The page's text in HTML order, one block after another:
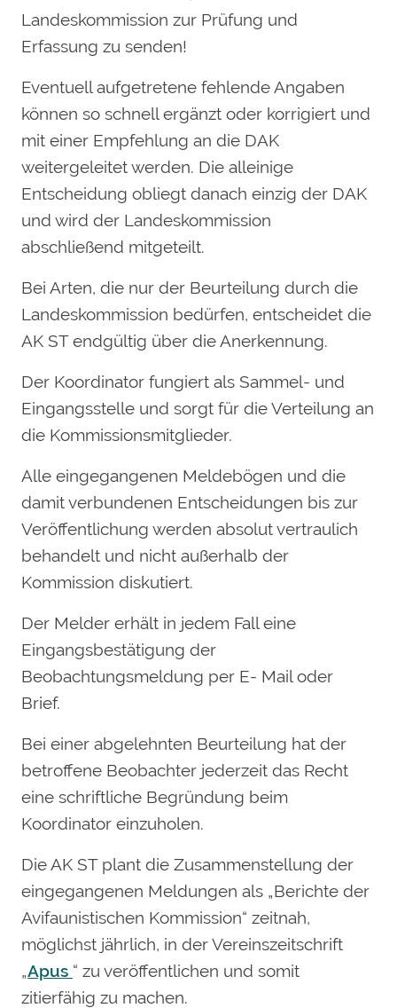
Landeskommission zur Prüfung und
Erfassung zu senden!
Eventuell aufgetretene fehlende Angaben
können so schnell ergänzt oder korrigiert und
mit einer Empfehlung an die DAK
weitergeleitet werden. Die alleinige
Entscheidung obliegt danach einzig der DAK
und wird der Landeskommission
abschließend mitgeteilt.
Bei Arten, die nur der Beurteilung durch die
Landeskommission bedürfen, entscheidet die
AK ST endgültig über die Anerkennung.
Der Koordinator fungiert als Sammel- und
Eingangsstelle und sorgt für die Verteilung an
die Kommissionsmitglieder.
Alle eingegangenen Meldebögen und die
damit verbundenen Entscheidungen bis zur
Veröffentlichung werden absolut vertraulich
behandelt und nicht außerhalb der
Kommission diskutiert.
Der Melder erhält in jedem Fall eine
Eingangsbestätigung der
Beobachtungsmeldung per E- Mail oder
Brief.
Bei einer abgelehnten Beurteilung hat der
betroffene Beobachter jederzeit das Recht
eine schriftliche Begründung beim
Koordinator einzuholen.
Die AK ST plant die Zusammenstellung der
eingegangenen Meldungen als „Berichte der
Avifaunistischen Kommission“ zeitnah,
möglichst jährlich, in der Vereinszeitschrift
„Apus “ zu veröffentlichen und somit
zitierfähig zu machen.